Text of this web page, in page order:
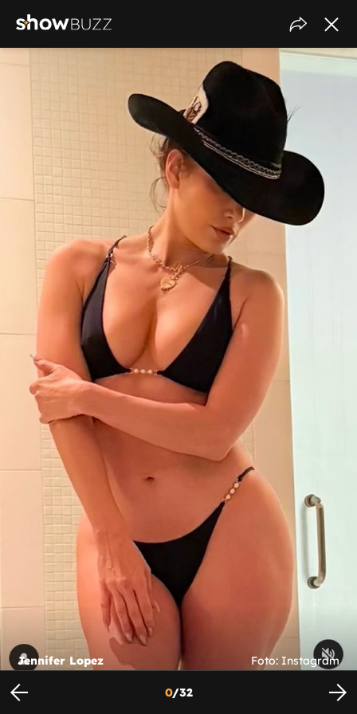
Jennifer Lopez Foto: Instagram
0/32